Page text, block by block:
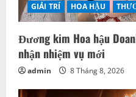
GIẢI TRÍ HOA HẬU
Đương kim Hoa hậu
nhận nhiệm vụ mới
admin 8 Tháng 8, 2026